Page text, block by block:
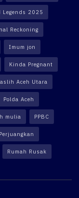
Legends 2025
Reckoning
Imum jon
Kinda Pregnant
Aceh Utara
Polda Aceh
mulia PPBC
Rumah Rusak